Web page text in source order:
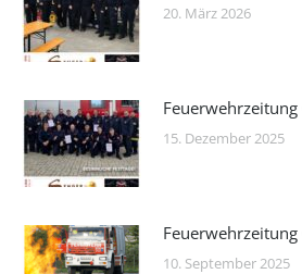
20. März 2026
15. Dezember 2025
10. September 2025